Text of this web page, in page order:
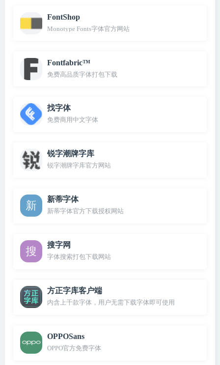
FontShop
Monotype Fonts字体官方网站
Fontfabric™
免费高品质字体打包下载
找字体
免费商用中文字体
锐字潮牌字库
锐字潮牌字库官方网站
新蒂字体
新蒂字体官方下载授权网站
搜字网
字体搜索打包下载网站
方正字库客户端
内含上千款字体，用户无需下载字体即可使用
OPPOSans
OPPO官方免费字体